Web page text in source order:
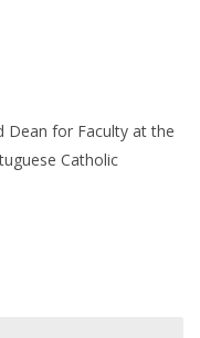
Dean for Faculty at the
Catholic